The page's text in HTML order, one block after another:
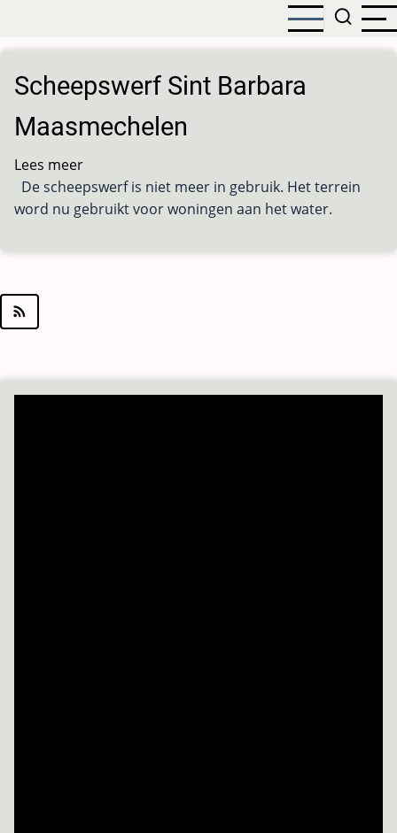
naar
de
inhoud
gaan
Scheepswerf Sint Barbara
Maasmechelen
Lees meer
Scheepswerf
Sint
Maasmechelen
De scheepswerf is niet meer in gebruik. Het terrein
word nu gebruikt voor woningen aan het water.